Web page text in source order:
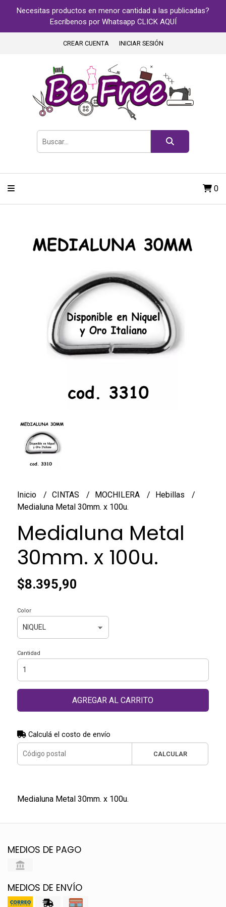
Necesitas productos en menor cantidad a las publicadas?
Escríbenos por Whatsapp CLICK AQUÍ
CREAR CUENTA INICIAR SESIÓN
0
Inicio CINTAS MOCHILERA
Hebillas
Medialuna Metal 30mm. x 100u.
Medialuna Metal
30mm. x 100u.
$8.395,90
Color
Cantidad
AGREGAR AL CARRITO
Calculá el costo de envío
CALCULAR
Medialuna Metal 30mm. x 100u.
MEDIOS DE PAGO
MEDIOS DE ENVÍO